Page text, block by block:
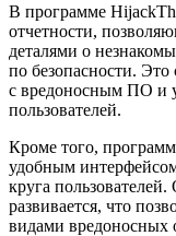
В программе
отчетности,
деталями о
по безопасности. Это
с вредоносным ПО и
пользователей.
Кроме того,
удобным
круга
развивается, что
видами вредоносных